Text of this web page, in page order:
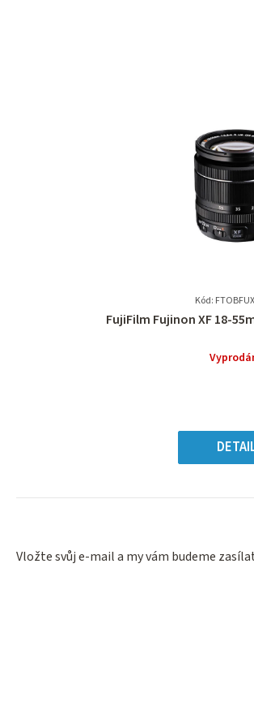
Kód:
FujiFilm Fujinon XF 18-
Vložte svůj e-mail a my vám budeme